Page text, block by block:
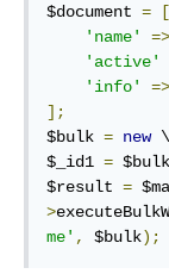
$document =
[
'name'
=>
'active'
'info'
=>
];
$bulk = new
$_id1 = $bulk
$result =
>
me' , $bulk);